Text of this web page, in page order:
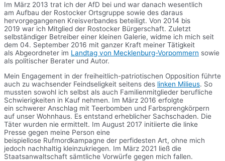
Im März 2013 trat ich der AfD bei und war danach wesentlich
am Aufbau der Rostocker Ortsgruppe sowie des daraus
hervorgegangenen Kreisverbandes beteiligt. Von 2014 bis
2019 war ich Mitglied der Rostocker Bürgerschaft. Zuletzt
selbständiger Betreiber einer kleinen Galerie, widme ich mich seit
dem 04. September 2016 mit ganzer Kraft meiner Tätigkeit
als Abgeordneter im Landtag von Mecklenburg-Vorpommern sowie
als politischer Berater und Autor.
Mein Engagement in der freiheitlich-patriotischen Opposition führte
auch zu wachsender Feindseligkeit seitens des linken Milieus. So
mussten sowohl ich selbst als auch Familienmitglieder berufliche
Schwierigkeiten in Kauf nehmen. Im März 2016 erfolgte
ein schwerer Anschlag mit Teerbomben und Farbsprengkörpern
auf unser Wohnhaus. Es entstand erheblicher Sachschaden. Die
Täter wurden nie ermittelt. Im August 2017 initiierte die linke
Presse gegen meine Person eine
beispiellose Rufmordkampagne der perfidesten Art, ohne mich
jedoch nachhaltig kleinzukriegen. Im März 2021 ließ die
Staatsanwaltschaft sämtliche Vorwürfe gegen mich fallen.